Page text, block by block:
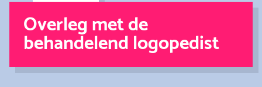
Overleg met de
behandelend logopedist